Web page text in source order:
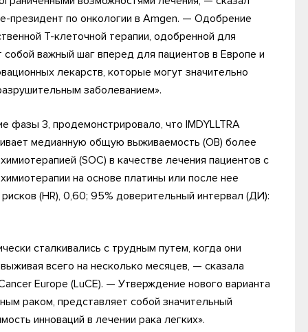
президент по онкологии в Amgen. — Одобрение
Т-клеточной терапии, одобренной для
важный шаг вперед для пациентов в Европе и
лекарств, которые могут значительно
заболеванием».
фазы 3, продемонстрировало, что IMDYLLTRA
медианную общую выживаемость (ОВ) более
(SOC) в качестве лечения пациентов с
на основе платины или после нее
(HR), 0,60; 95% доверительный интервал (ДИ):
сталкивались с трудным путем, когда они
всего на несколько месяцев, — сказала
Europe (LuCE). — Утверждение нового варианта
раком, представляет собой значительный
инноваций в лечении рака легких».